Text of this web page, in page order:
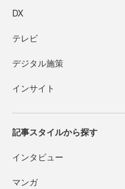
DX
テレビ
デジタル施策
インサイト
記事スタイルから探す
インタビュー
マンガ